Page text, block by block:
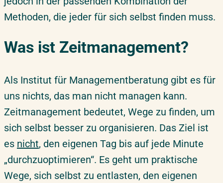
Methoden, die jeder für sich selbst finden muss.
Was ist Zeitmanagement?
Als Institut für Managementberatung gibt es für
uns nichts, das man nicht managen kann.
Zeitmanagement bedeutet, Wege zu finden, um
sich selbst besser zu organisieren. Das Ziel ist
es nicht, den eigenen Tag bis auf jede Minute
„durchzuoptimieren“. Es geht um praktische
Wege, sich selbst zu entlasten, den eigenen